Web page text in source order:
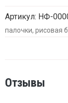
Лапша
Органик
Артикул: НФ-
палочки, рисовая
Отзывы